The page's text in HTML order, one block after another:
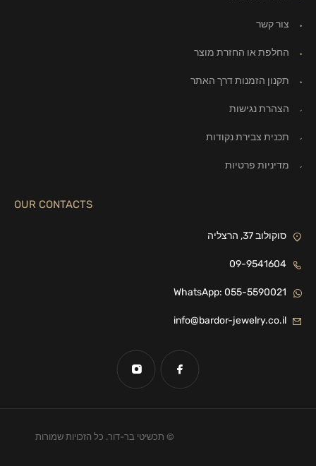
צור קשר
החלפת או החזרת מוצר
תקנון הזמנות דרך האתר
הצהרת נגישות
תכנית צבירת נקודות
מדיניות פרטיות
OUR CONTACTS
סוקולוב 37, הרצליה
09-9541604
WhatsApp: 055-5590021
info@bardor-jewelry.co.il
© תכשיטי בר-דור. כל הזכויות שמורות